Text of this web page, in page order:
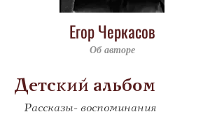
Егор Черкасов
Об авторе
Детский альбом
Рассказы- воспоминания